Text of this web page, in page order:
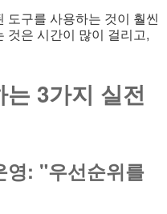
도구를 사용하는 것이 훨씬
것은 시간이 많이 걸리고,
3가지 실전
영: "우선순위를